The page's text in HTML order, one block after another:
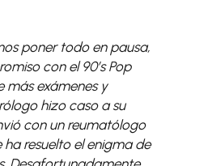
poner todo en pausa,
con el 90’s Pop
más exámenes y
hizo caso a su
con un reumatólogo
resuelto el enigma de